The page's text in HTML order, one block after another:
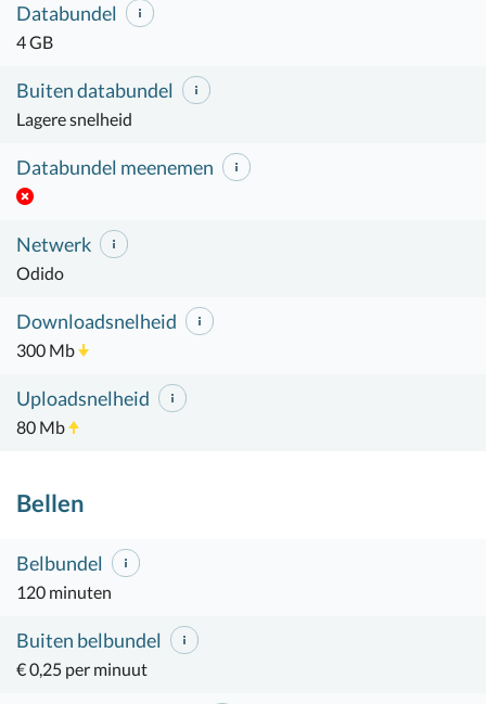
Databundel
4 GB
Buiten databundel
Lagere snelheid
Databundel meenemen
Netwerk
Odido
Downloadsnelheid
300 Mb
Uploadsnelheid
80 Mb
Bellen
Belbundel
120 minuten
Buiten belbundel
€ 0,25 per minuut